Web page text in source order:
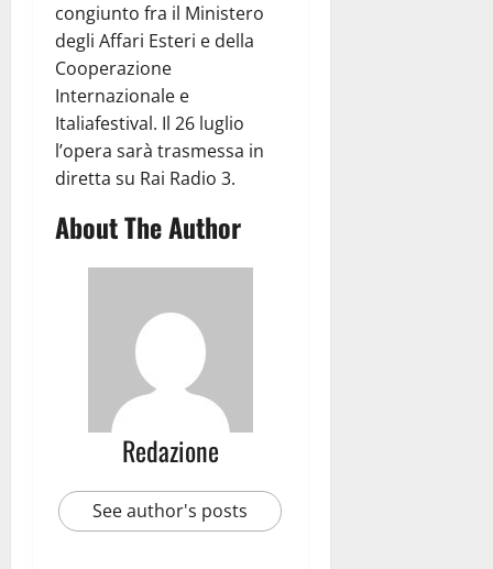
congiunto fra il Ministero
degli Affari Esteri e della
Cooperazione
Internazionale e
Italiafestival. Il 26 luglio
l’opera sarà trasmessa in
diretta su Rai Radio 3.
About The Author
Redazione
See author's posts